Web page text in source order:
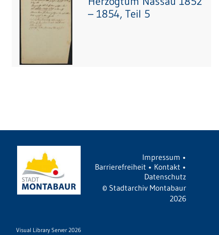
– 1854, Teil 5
Impressum •
Barrierefreiheit • Kontakt •
Datenschutz
© Stadtarchiv Montabaur
2026
Visual Library Server 2026